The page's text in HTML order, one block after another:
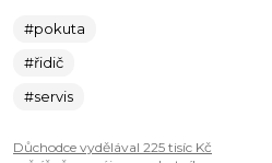
#pokuta
#řidič
#servis
Důchodce vydělával 225 tisíc Kč